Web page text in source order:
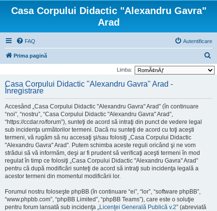
Casa Corpului Didactic "Alexandru Gavra"
Arad
FAQ Autentificare
Prima pagină
ă
Limba:
Casa Corpului Didactic "Alexandru Gavra" Arad -
Înregistrare
Accesând „Casa Corpului Didactic "Alexandru Gavra" Arad” (în continuare
“noi”, “nostru”, “Casa Corpului Didactic "Alexandru Gavra" Arad”,
“https://ccdar.ro/forum”), sunteţi de acord să intraţi din punct de vedere legal
sub incidenţa următorilor termeni. Dacă nu sunteţi de acord cu toţi aceşti
termeni, vă rugăm să nu accesaţi şi/sau folosiţi „Casa Corpului Didactic
"Alexandru Gavra" Arad”. Putem schimba aceste reguli oricând şi ne vom
strădui să vă informăm, deşi ar fi prudent să verificaţi aceşti termeni în mod
regulat în timp ce folosiţi „Casa Corpului Didactic "Alexandru Gavra" Arad”
pentru că după modificări sunteţi de acord să intraţi sub incidenţa legală a
acestor termeni din momentul modificării lor.
Forumul nostru foloseşte phpBB (în continuare “ei”, “lor”, “software phpBB”,
“www.phpbb.com”, “phpBB Limited”, “phpBB Teams”), care este o soluţie
pentru forum lansată sub incidenţa „Licenţei Generală Publică v.2” (abreviată